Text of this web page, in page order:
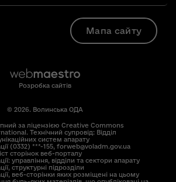
Мапа сайту
Розробка сайтів
© 2026. Волинська ОДА
за ліцензією Creative Commons
Технічний супровід: Відділ
систем апарату
(0332) ***-155, forweb@voladm.gov.ua
сторінок веб-порталу
управління, відділи та сектори апарату
структурні підрозділи
веб-сторінки яких розміщені на цьому